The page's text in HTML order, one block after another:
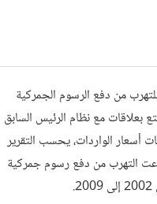
من دفع الرسوم الجمركية
بعلاقات مع نظام الرئيس السابق
أسعار الواردات، يحسب التقرير
التهرب من دفع رسوم جمركية